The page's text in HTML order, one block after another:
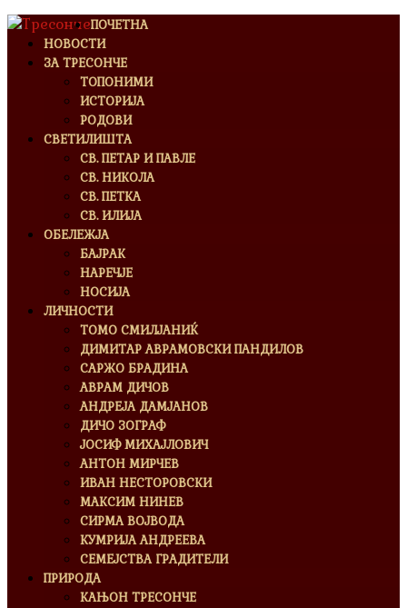
ПОЧЕТНА
НОВОСТИ
ЗА ТРЕСОНЧЕ
ТОПОНИМИ
ИСТОРИЈА
РОДОВИ
СВЕТИЛИШТА
СВ. ПЕТАР И ПАВЛЕ
СВ. НИКОЛА
СВ. ПЕТКА
СВ. ИЛИЈА
ОБЕЛЕЖЈА
БАЈРАК
НАРЕЧЈЕ
НОСИЈА
ЛИЧНОСТИ
ТОМО СМИЛЈАНИЌ
ДИМИТАР АВРАМОВСКИ ПАНДИЛОВ
САРЖО БРАДИНА
АВРАМ ДИЧОВ
АНДРЕЈА ДАМЈАНОВ
ДИЧО ЗОГРАФ
ЈОСИФ МИХАЈЛОВИЧ
АНТОН МИРЧЕВ
ИВАН НЕСТОРОВСКИ
МАКСИМ НИНЕВ
СИРМА ВОЈВОДА
КУМРИЈА АНДРЕЕВА
СЕМЕЈСТВА ГРАДИТЕЛИ
ПРИРОДА
КАЊОН ТРЕСОНЧЕ